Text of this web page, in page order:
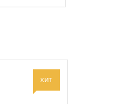
перечне
ХИТ